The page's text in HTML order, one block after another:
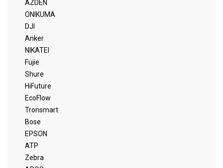
AZDEN
ONIKUMA
DJI
Anker
NIKATEI
Fujie
Shure
HiFuture
EcoFlow
Tronsmart
Bose
EPSON
ATP
Zebra